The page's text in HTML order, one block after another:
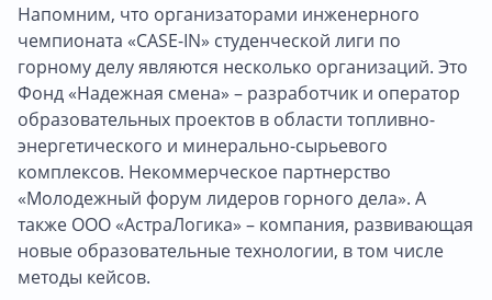
Напомним, что организаторами инженерного
чемпионата «CASE-IN» студенческой лиги по
горному делу являются несколько организаций. Это
Фонд «Надежная смена» – разработчик и оператор
образовательных проектов в области топливно-
энергетического и минерально-сырьевого
комплексов. Некоммерческое партнерство
«Молодежный форум лидеров горного дела». А
также ООО «АстраЛогика» – компания, развивающая
новые образовательные технологии, в том числе
методы кейсов.